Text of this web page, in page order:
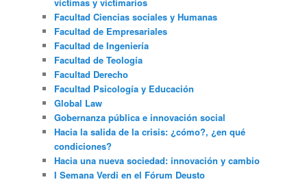
Facultad Ciencias sociales y Humanas
Facultad de Empresariales
Facultad de Ingeniería
Facultad de Teología
Facultad Derecho
Facultad Psicología y Educación
Global Law
Gobernanza pública e innovación social
Hacia la salida de la crisis: ¿cómo?, ¿en qué
condiciones?
Hacia una nueva sociedad: innovación y cambio
I Semana Verdi en el Fórum Deusto